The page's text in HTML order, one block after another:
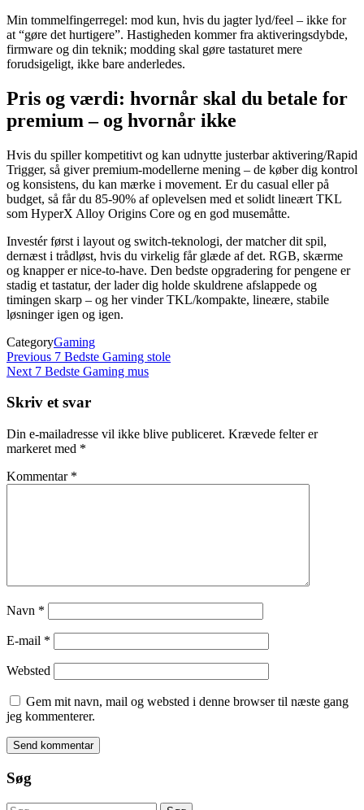
Min tommelfingerregel: mod kun, hvis du jagter lyd/feel – ikke for
at “gøre det hurtigere”. Hastigheden kommer fra aktiveringsdybde,
firmware og din teknik; modding skal gøre tastaturet mere
forudsigeligt, ikke bare anderledes.
Pris og værdi: hvornår skal du betale for
premium – og hvornår ikke
Hvis du spiller kompetitivt og kan udnytte justerbar aktivering/Rapid
Trigger, så giver premium-modellerne mening – de køber dig kontrol
og konsistens, du kan mærke i movement. Er du casual eller på
budget, så får du 85-90% af oplevelsen med et solidt lineært TKL
som HyperX Alloy Origins Core og en god musemåtte.
Investér først i layout og switch-teknologi, der matcher dit spil,
dernæst i trådløst, hvis du virkelig får glæde af det. RGB, skærme
og knapper er nice-to-have. Den bedste opgradering for pengene er
stadig et tastatur, der lader dig holde skuldrene afslappede og
timingen skarp – og her vinder TKL/kompakte, lineære, stabile
løsninger igen og igen.
CategoryGaming
Indlægsnavigation
Previous
Post
Previous 7 Bedste Gaming stole
Next
Next 7 Bedste Gaming mus
Skriv et svar
Din e-mailadresse vil ikke blive publiceret. Krævede felter er
markeret med *
Kommentar *
Navn *
E-mail *
Websted
Gem mit navn, mail og websted i denne browser til næste gang
jeg kommenterer.
Søg